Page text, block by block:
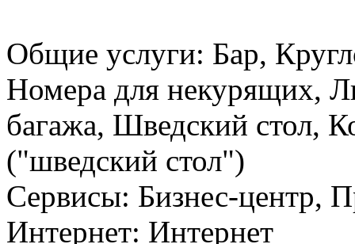
Общие услуги: Бар,
Номера для некурящих,
багажа, Шведский стол,
("шведский стол")
Сервисы: Бизнес-центр,
Интернет: Интернет